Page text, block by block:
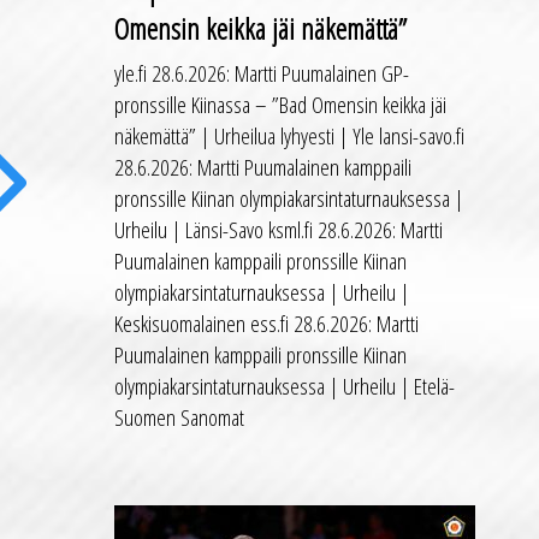
Omensin keikka jäi näkemättä”
yle.fi 28.6.2026: Martti Puumalainen GP-
pronssille Kiinassa – ”Bad Omensin keikka jäi
näkemättä” | Urheilua lyhyesti | Yle lansi-savo.fi
28.6.2026: Martti Puumalainen kamppaili
pronssille Kiinan olympiakarsintaturnauksessa |
Urheilu | Länsi-Savo ksml.fi 28.6.2026: Martti
Puumalainen kamppaili pronssille Kiinan
olympiakarsintaturnauksessa | Urheilu |
Keskisuomalainen ess.fi 28.6.2026: Martti
Puumalainen kamppaili pronssille Kiinan
olympiakarsintaturnauksessa | Urheilu | Etelä-
Suomen Sanomat